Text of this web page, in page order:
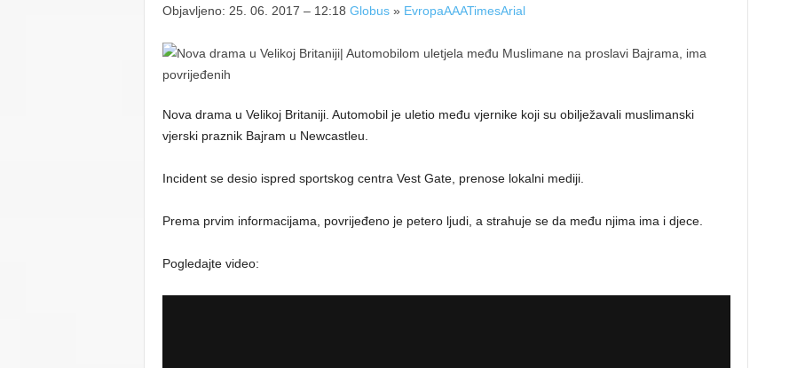
Objavljeno: 25. 06. 2017 – 12:18 Globus» EvropaAAATimesArial
Nova drama u Velikoj Britaniji. Automobil je uletio među vjernike koji su obilježavali muslimanski
vjerski praznik Bajram u Newcastleu.
Incident se desio ispred sportskog centra Vest Gate, prenose lokalni mediji.
Prema prvim informacijama, povrijeđeno je petero ljudi, a strahuje se da među njima ima i djece.
Pogledajte video: